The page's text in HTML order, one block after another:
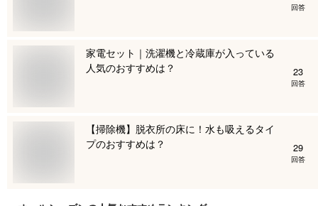
回答
家電セット｜洗濯機と冷蔵庫が入っている
人気のおすすめは？
23
回答
【掃除機】脱衣所の床に！水も吸えるタイ
プのおすすめは？
29
回答